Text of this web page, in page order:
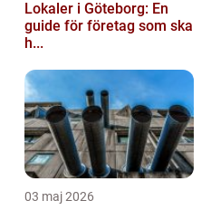
Lokaler i Göteborg: En
guide för företag som ska
h...
03 maj 2026